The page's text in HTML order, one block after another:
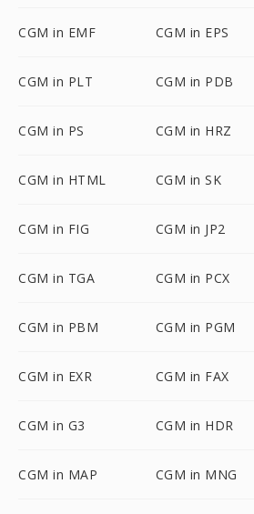
CGM in EMF CGM in EPS
CGM in PLT CGM in PDB
CGM in PS CGM in HRZ
CGM in HTML CGM in SK
CGM in FIG CGM in JP2
CGM in TGA CGM in PCX
CGM in PBM CGM in PGM
CGM in EXR CGM in FAX
CGM in G3 CGM in HDR
CGM in MAP CGM in MNG